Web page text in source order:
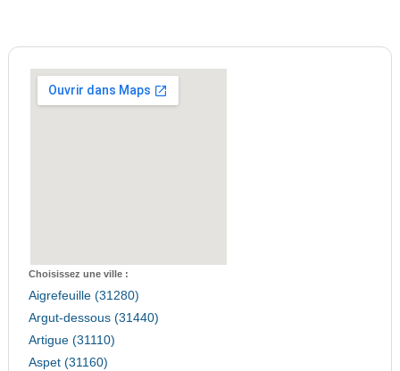
Choisissez une ville :
Aigrefeuille (31280)
Argut-dessous (31440)
Artigue (31110)
Aspet (31160)